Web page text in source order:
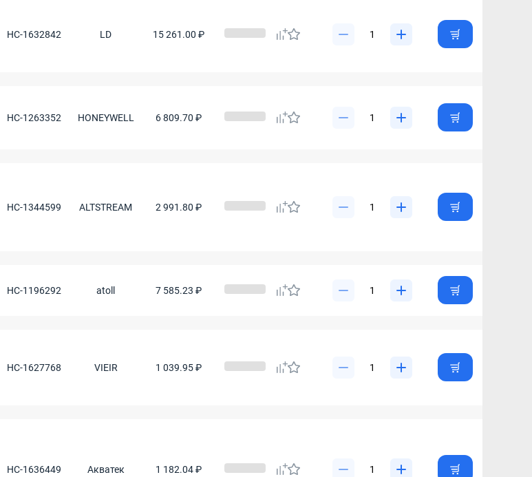
НС-1632842 LD 15 261.00 ₽
НС-1263352 HONEYWELL 6 809.70 ₽
НС-1344599 ALTSTREAM 2 991.80 ₽
НС-1196292 atoll 7 585.23 ₽
НС-1627768 VIEIR 1 039.95 ₽
НС-1636449 Акватек 1 182.04 ₽